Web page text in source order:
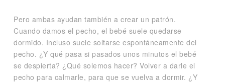
Pero ambas ayudan también a crear un patrón.
Cuando damos el pecho, el bebé suele quedarse
dormido. Incluso suele soltarse espontáneamente del
pecho. ¿Y qué pasa si pasados unos minutos el bebé
se despierta? ¿Qué solemos hacer? Volver a darle el
pecho para calmarle, para que se vuelva a dormir. ¿Y